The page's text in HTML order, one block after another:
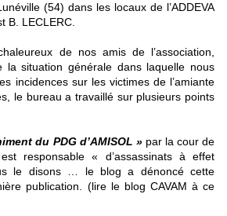
(54) dans les locaux de l’ADDEVA
B. LECLERC.
de nos amis de l’association,
la situation générale dans laquelle nous
incidences sur les victimes de l’amiante
le bureau a travaillé sur plusieurs points
du PDG d’AMISOL »par la cour de
responsable « d’assassinats à effet
le disons … le blog a dénoncé cette
publication. (lire le blog CAVAM à ce